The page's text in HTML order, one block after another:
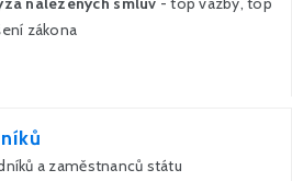
zákona
a zaměstnanců státu